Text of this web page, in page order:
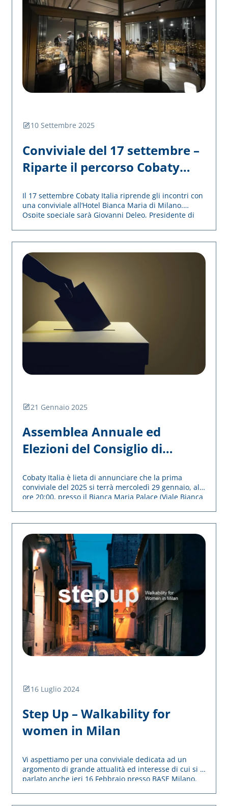
10 Settembre 2025
Conviviale del 17 settembre –
Riparte il percorso Cobaty
Il 17 settembre Cobaty Italia riprende gli incontri con
una conviviale all’Hotel Bianca Maria di Milano.
Ospite speciale sarà Giovanni Deleo, Presidente di
al percorso associativo dopo la pausa estiva.
21 Gennaio 2025
Assemblea Annuale ed
Elezioni del Consiglio di
per Mercoledì 29 Gennaio
2025
Cobaty Italia è lieta di annunciare che la prima
conviviale del 2025 si terrà mercoledì 29 gennaio, alle
ore 20:00, presso il Bianca Maria Palace (Viale Bianca
tracciare le future prospettive dell’associazione.
16 Luglio 2024
Step Up – Walkability for
women in Milan
Vi aspettiamo per una conviviale dedicata ad un
argomento di grande attualità ed interesse di cui si è
parlato anche ieri 16 Febbraio presso BASE Milano.